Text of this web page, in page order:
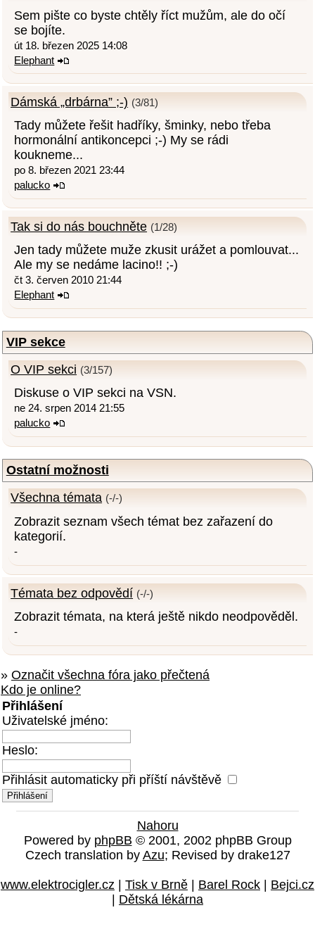
Sem pište co byste chtěly říct mužům, ale do očí
se bojíte.
út 18. březen 2025 14:08
Elephant
Dámská „drbárna” ;-) (3/81)
Tady můžete řešit hadříky, šminky, nebo třeba
hormonální antikoncepci ;-) My se rádi
koukneme...
po 8. březen 2021 23:44
palucko
Tak si do nás bouchněte (1/28)
Jen tady můžete muže zkusit urážet a pomlouvat...
Ale my se nedáme lacino!! ;-)
čt 3. červen 2010 21:44
Elephant
VIP sekce
O VIP sekci (3/157)
Diskuse o VIP sekci na VSN.
ne 24. srpen 2014 21:55
palucko
Ostatní možnosti
Všechna témata (-/-)
Zobrazit seznam všech témat bez zařazení do
kategorií.
-
Témata bez odpovědí (-/-)
Zobrazit témata, na která ještě nikdo neodpověděl.
-
» Označit všechna fóra jako přečtená
Kdo je online?
Přihlášení
Uživatelské jméno:
Heslo:
Přihlásit automaticky při příští návštěvě
Nahoru
Powered by phpBB © 2001, 2002 phpBB Group
Czech translation by Azu; Revised by drake127
www.elektrocigler.cz | Tisk v Brně | Barel Rock | Bejci.cz
| Dětská lékárna